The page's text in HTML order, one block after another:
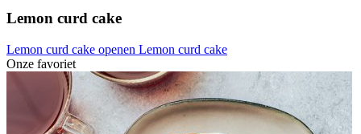
Lemon curd cake
Lemon curd cake openen Lemon curd cake
Onze favoriet